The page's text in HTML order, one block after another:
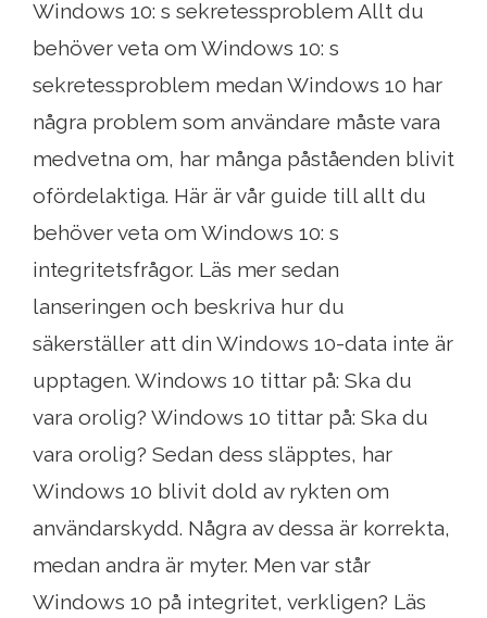
Windows 10: s sekretessproblem Allt du
behöver veta om Windows 10: s
sekretessproblem medan Windows 10 har
några problem som användare måste vara
medvetna om, har många påståenden blivit
ofördelaktiga. Här är vår guide till allt du
behöver veta om Windows 10: s
integritetsfrågor. Läs mer sedan
lanseringen och beskriva hur du
säkerställer att din Windows 10-data inte är
upptagen. Windows 10 tittar på: Ska du
vara orolig? Windows 10 tittar på: Ska du
vara orolig? Sedan dess släpptes, har
Windows 10 blivit dold av rykten om
användarskydd. Några av dessa är korrekta,
medan andra är myter. Men var står
Windows 10 på integritet, verkligen? Läs